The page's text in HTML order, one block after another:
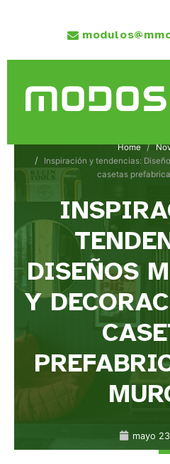
Home
Inspiración y tendencias:
casetas
DISEÑOS
Y
mayo